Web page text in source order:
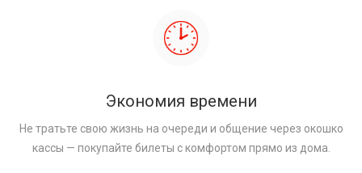
Экономия времени
Не тратьте свою жизнь на очереди и общение через окошко
кассы — покупайте билеты с комфортом прямо из дома.